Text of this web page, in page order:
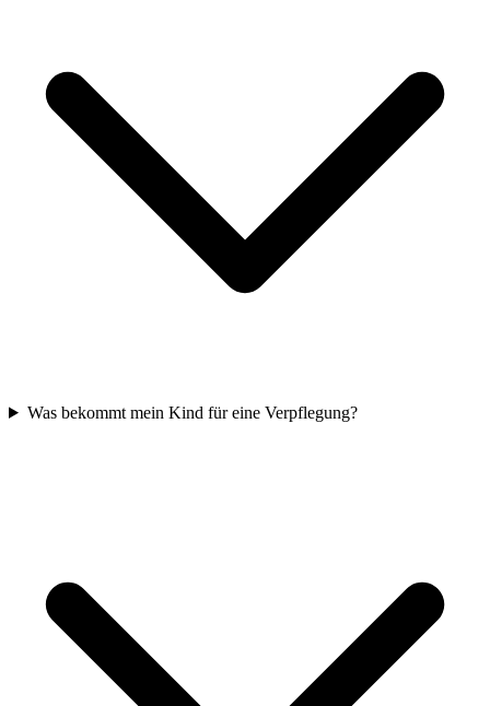
Was bekommt mein Kind für eine Verpflegung?